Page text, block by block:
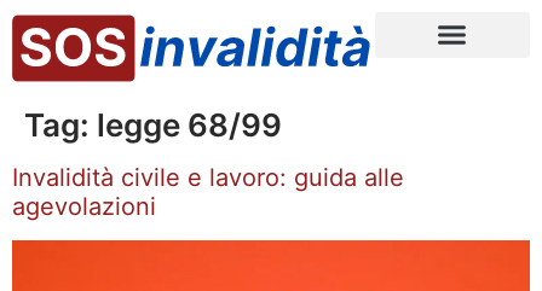
Tag: legge 68/99
Invalidità civile e lavoro: guida alle
agevolazioni